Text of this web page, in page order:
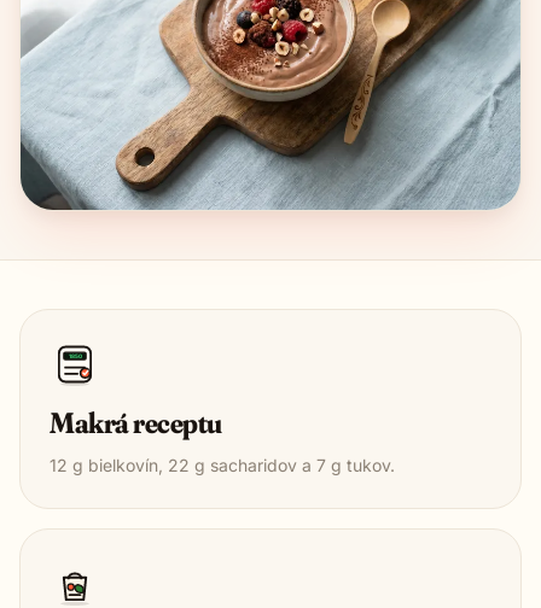
1850
Makrá receptu
12 g bielkovín, 22 g sacharidov a 7 g tukov.